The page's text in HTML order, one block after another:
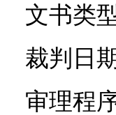
文书类
裁判日
审理程